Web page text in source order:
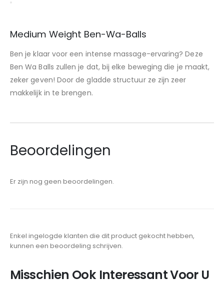
Medium Weight Ben-Wa-Balls
Ben je klaar voor een intense massage-ervaring? Deze
Ben Wa Balls zullen je dat, bij elke beweging die je maakt,
zeker geven! Door de gladde structuur ze zijn zeer
makkelijk in te brengen.
Beoordelingen
Er zijn nog geen beoordelingen.
Enkel ingelogde klanten die dit product gekocht hebben,
kunnen een beoordeling schrijven.
Misschien Ook Interessant Voor U